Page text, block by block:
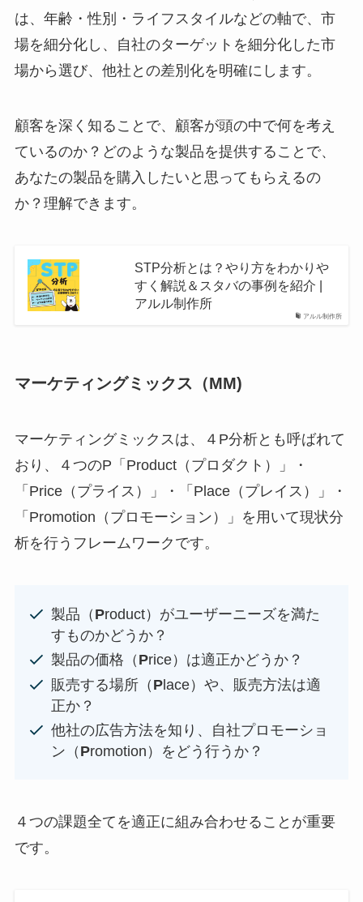
は、年齢・性別・ライフスタイルなどの軸で、市
場を細分化し、自社のターゲットを細分化した市
場から選び、他社との差別化を明確にします。
顧客を深く知ることで、顧客が頭の中で何を考え
ているのか？どのような製品を提供することで、
あなたの製品を購入したいと思ってもらえるの
か？理解できます。
アルル制作所
STP分析とは？やり方をわかりや
すく解説＆スタバの事例を紹介 |
アルル制作所
マーケティングミックス（MM)
マーケティングミックスは、４P分析とも呼ばれて
おり、４つのP「Product（プロダクト）」・
「Price（プライス）」・「Place（プレイス）」・
「Promotion（プロモーション）」を用いて現状分
析を行うフレームワークです。
製品（ Product）がユーザーニーズを満た
すものかどうか？
製品の価格（ Price）は適正かどうか？
販売する場所（ Place）や、販売方法は適
正か？
他社の広告方法を知り、自社プロモーショ
ン（ Promotion）をどう行うか？
４つの課題全てを適正に組み合わせることが重要
です。